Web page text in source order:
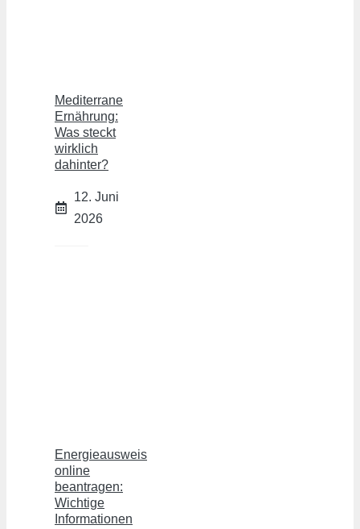
Mediterrane
Ernährung:
Was steckt
wirklich
dahinter?
12. Juni
2026
Energieausweis
online
beantragen:
Wichtige
Informationen